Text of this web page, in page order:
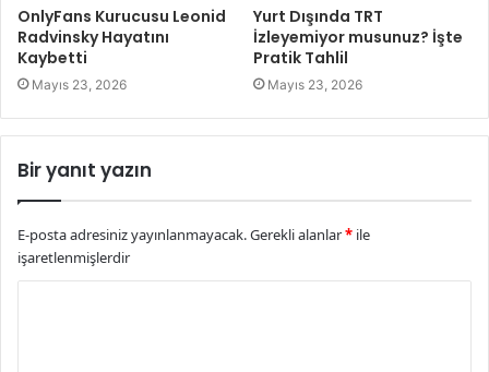
OnlyFans Kurucusu Leonid
Radvinsky Hayatını
Kaybetti
Mayıs 23, 2026
Yurt Dışında TRT
İzleyemiyor musunuz? İşte
Pratik Tahlil
Mayıs 23, 2026
Bir yanıt yazın
E-posta adresiniz yayınlanmayacak.Gerekli alanlar* ile
işaretlenmişlerdir